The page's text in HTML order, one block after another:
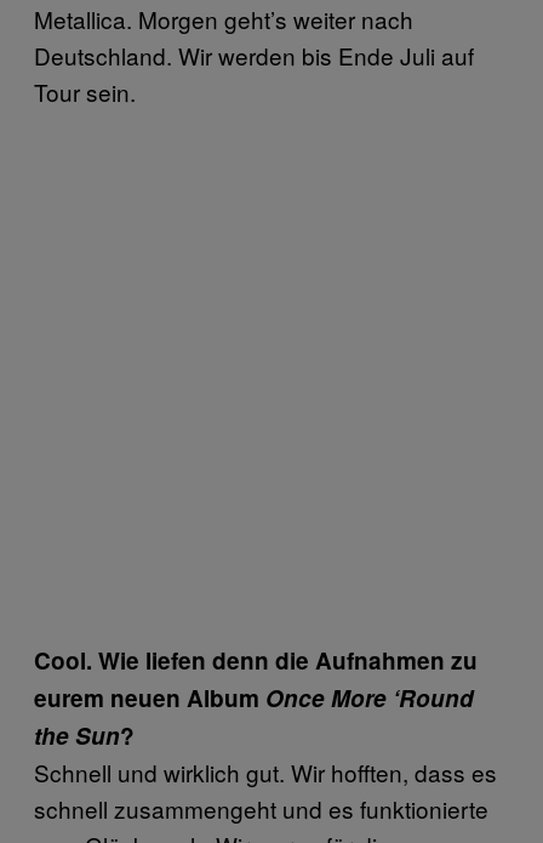
Metallica. Morgen geht’s weiter nach
Deutschland. Wir werden bis Ende Juli auf
Tour sein.
Cool. Wie liefen denn die Aufnahmen zu
eurem neuen Album Once More ‘Round
the Sun?
Schnell und wirklich gut. Wir hofften, dass es
schnell zusammengeht und es funktionierte